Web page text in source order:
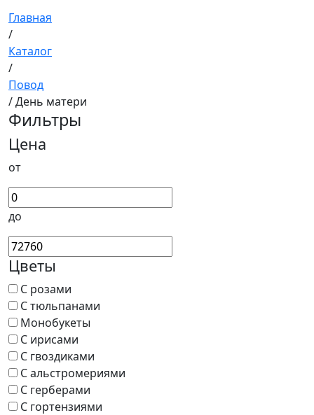
Главная
/
Каталог
/
Повод
/ День матери
Фильтры
Цена
от
до
Цветы
С розами
С тюльпанами
Монобукеты
С ирисами
С гвоздиками
С альстромериями
С герберами
С гортензиями